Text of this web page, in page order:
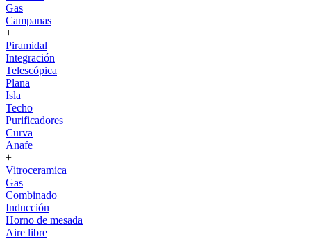
Gas
Campanas
+
Piramidal
Integración
Telescópica
Plana
Isla
Techo
Purificadores
Curva
Anafe
+
Vitroceramica
Gas
Combinado
Inducción
Horno de mesada
Aire libre